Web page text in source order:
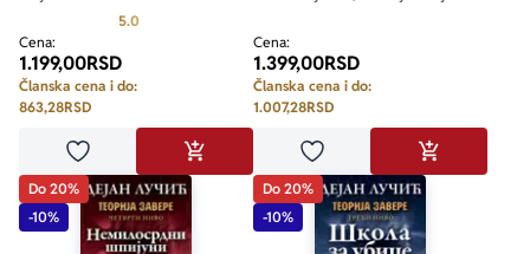
5.0
Cena:
1.199,00RSD
Članska cena i do:
863,28RSD
Dodaj u omiljeneDODAJ U KORPU
Cena:
1.399,00RSD
Članska cena i do:
1.007,28RSD
Dodaj u omiljeneDODAJ U
Do 20%
-10%
Do 20%
-10%